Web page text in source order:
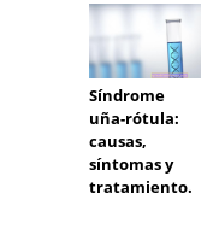
Síndrome
uña-rótula:
causas,
síntomas y
tratamiento.